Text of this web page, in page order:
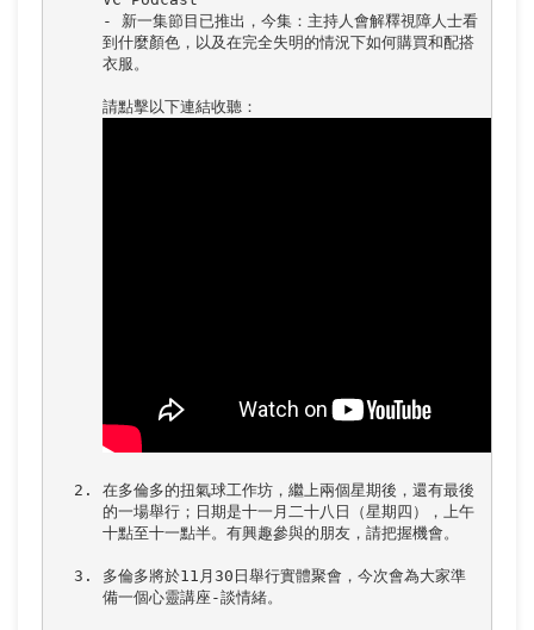
- 新一集節目已推出，今集：主持人會解釋視障人士看
到什麼顏色，以及在完全失明的情況下如何購買和配搭
衣服。
在多倫多的扭氣球工作坊，繼上兩個星期後，還有最後
的一場舉行；日期是十一月二十八日（星期四），上午
多倫多將於11月30日舉行實體聚會，今次會為大家準
備一個心靈講座-談情緒。